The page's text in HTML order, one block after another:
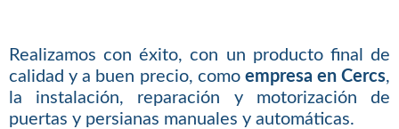
Realizamos con éxito, con un producto final de
calidad y a buen precio, como empresa en Cercs,
la instalación, reparación y motorización de
puertas y persianas manuales y automáticas.